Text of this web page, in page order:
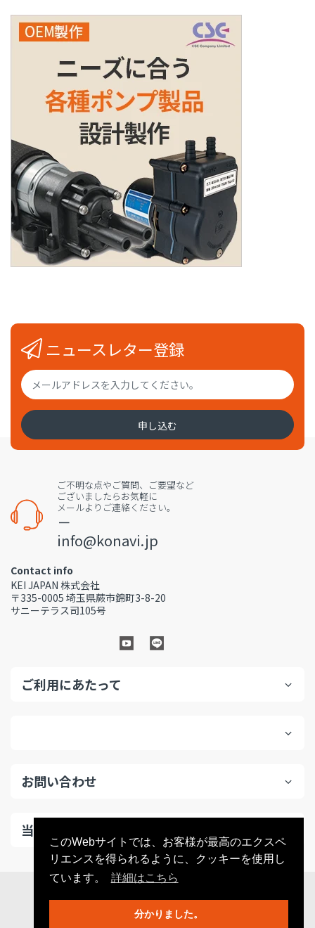
このWebサイトでは、お客様が最高のエクスペ
リエンスを得られるように、クッキーを使用し
ています。
詳細はこちら
分かりました。
ニュースレター登録
申し込む
ご不明な点やご質問、ご要望など
ございましたらお気軽に
メールよりご連絡ください。
－
info@konavi.jp
Contact info
KEI JAPAN 株式会社
〒335-0005 埼玉県蕨市錦町3-8-20
サニーテラス司105号
ご利用にあたって
お問い合わせ
当サイトについて
© 2026 konavistore . All Rights Reserved